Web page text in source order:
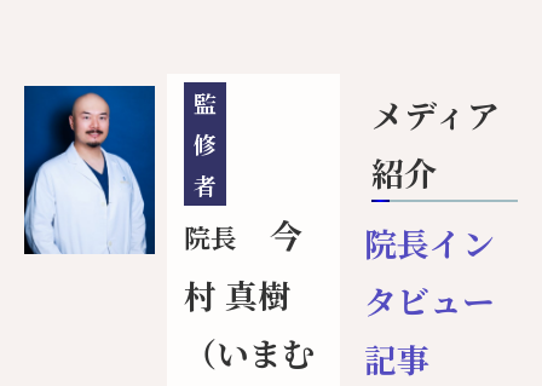
監
修
者
院長
今
村 真樹
（いまむ
メディア
紹介
院長イン
タビュー
記事